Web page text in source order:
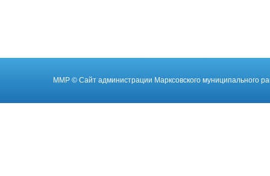
ММР © Cайт администрации Марксовского муниципального